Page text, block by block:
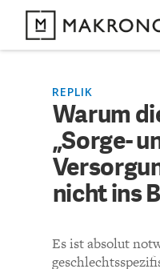
Unser kostenloser
REPLIK
Warum
„Sorge-
nicht ins
Es ist absolut
KOMMENTARE ZU
Warum
„Sorge-